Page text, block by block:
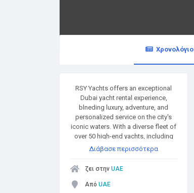
Χρονολόγιο
RSY Yachts offers an exceptional
Dubai yacht rental experience,
blneding luxury, adventure, and
personalized service on the city's
iconic waters. With a diverse fleet of
over 50 high-end yachts, including
elegant superyachts and spacious
range of occasions—from intimate
getaways to large corporate events.
Διάβασε περισσότερα
ζει στην UAE
Από UAE